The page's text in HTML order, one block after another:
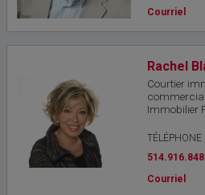
Courriel
Rachel
Courtier
commercial
Immobilier
TÉLÉPHONE :
Courriel